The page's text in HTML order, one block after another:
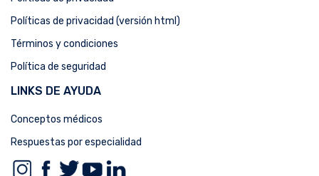
Políticas de privacidad (versión html)
Términos y condiciones
Política de seguridad
LINKS DE AYUDA
Conceptos médicos
Respuestas por especialidad